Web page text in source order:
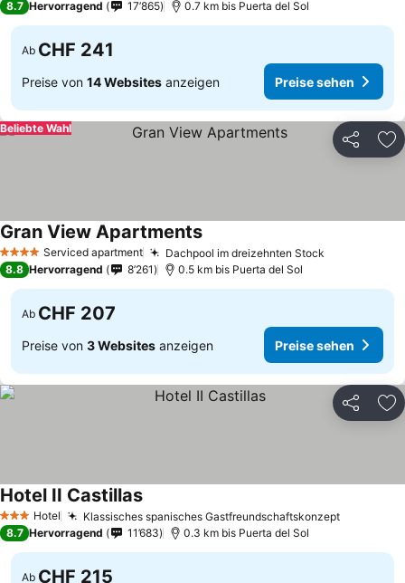
8.7 Hervorragend 17’865 0.7 km bis Puerta del Sol
Ab CHF 241
Preise von 14 Websites anzeigen Preise sehen
Teilen
Beliebte Wahl
4 Sterne Serviced apartment Dachpool im dreizehnten Stock
Gran View ApartmentsPreise sehen
8.8 Hervorragend 8’261 0.5 km bis Puerta del Sol
Ab CHF 207
Preise von 3 Websites anzeigen Preise sehen
Teilen
3 SterneHotel Klassisches spanisches GastfreundschaftskonzeptPreise
Hotel II CastillasPreise sehen
8.7 Hervorragend 11’683 0.3 km bis Puerta del Sol
Ab CHF 215